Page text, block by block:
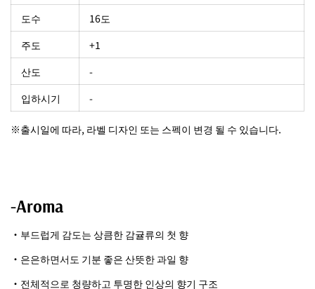
도수
16도
주도
+1
산도
-
입하시기
-
※출시일에 따라, 라벨 디자인 또는 스펙이 변경 될 수 있습니다.
-Aroma
・부드럽게 감도는 상큼한 감귤류의 첫 향
・은은하면서도 기분 좋은 산뜻한 과일 향
・전체적으로 청량하고 투명한 인상의 향기 구조